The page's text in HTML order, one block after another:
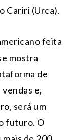
Cariri (Urca).
feita
mostra
de
e,
será um
futuro. O